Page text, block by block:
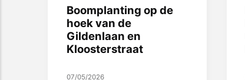
Boomplanting op de
hoek van de
Gildenlaan en
Kloosterstraat
07/05/2026